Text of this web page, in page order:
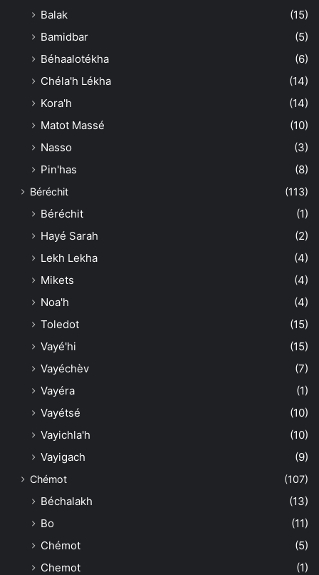
Balak
(15)
Bamidbar
(5)
Béhaalotékha
(6)
Chéla'h Lékha
(14)
Kora'h
(14)
Matot Massé
(10)
Nasso
(3)
Pin'has
(8)
Béréchit (113)
Béréchit
(1)
Hayé Sarah
(2)
Lekh Lekha
(4)
Mikets
(4)
Noa'h
(4)
Toledot
(15)
Vayé'hi
(15)
Vayéchèv
(7)
Vayéra
(1)
Vayétsé
(10)
Vayichla'h
(10)
Vayigach
(9)
Chémot (107)
Béchalakh
(13)
Bo
(11)
Chémot
(5)
Chemot
(1)